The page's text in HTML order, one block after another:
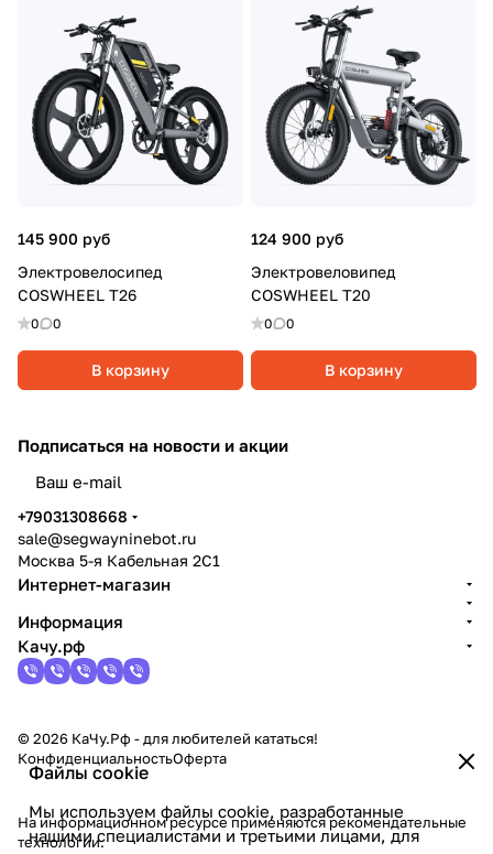
145 900 руб
Электровелосипед
COSWHEEL T26
0 0
В корзину
124 900 руб
Электровеловипед
COSWHEEL T20
0 0
В корзину
Файлы cookie
Мы используем файлы cookie, разработанные
нашими специалистами и третьими лицами, для
Подписаться на новости и акции
+79031308668
sale@segwayninebot.ru
Москва 5-я Кабельная 2С1
Интернет-магазин
Информация
Качу.рф
© 2026 КаЧу.Рф - для любителей кататься!
КонфиденциальностьОферта
На информационном ресурсе применяютсярекомендательные
технологии.